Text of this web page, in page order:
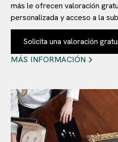
más le ofrecen valoración
personalizada y acceso a la
Solicita una valoración
MÁS INFORMACIÓN